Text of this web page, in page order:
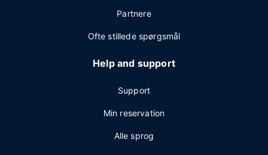
Partnere
Ofte stillede spørgsmål
Help and support
Support
Min reservation
Alle sprog